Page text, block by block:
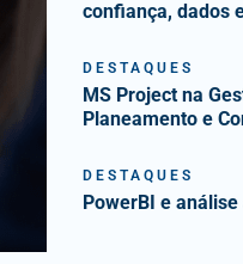
confiança, dados
DESTAQUES
MS Project na
Planeamento e
DESTAQUES
PowerBI e